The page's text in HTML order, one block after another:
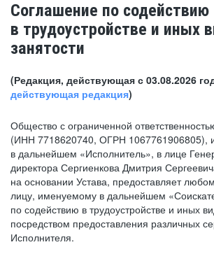
Соглашение по содействию
в трудоустройстве и иных
занятости
(Редакция, действующая с 03.08.2026
действующая редакция)
Общество с ограниченной
(ИНН 7718620740, ОГРН 1067761906805),
в дальнейшем «Исполнитель», в лице
директора Сергиенкова Дмитрия
на основании Устава, предоставляет
лицу, именуемому в дальнейшем
по содействию в трудоустройстве и иных
посредством предоставления различных
Исполнителя.